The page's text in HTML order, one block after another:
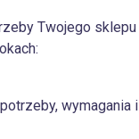
Twojego sklepu
wymagania i